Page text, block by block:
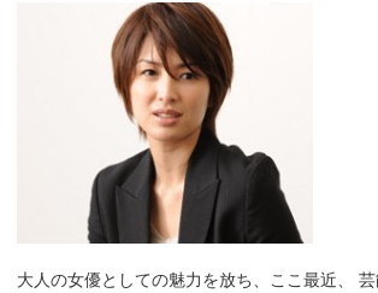
大人の女優としての魅力を放ち、ここ最近、